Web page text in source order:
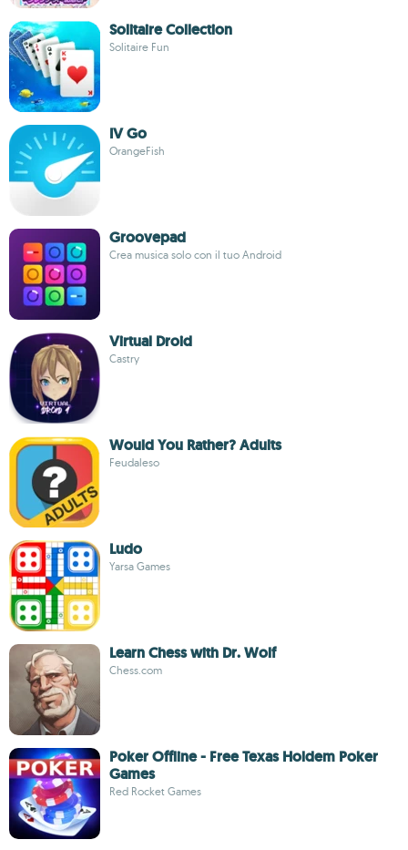
Solitaire Collection
Solitaire Fun
IV Go
OrangeFish
Groovepad
Crea musica solo con il tuo Android
Virtual Droid
Castry
Would You Rather? Adults
Feudaleso
Ludo
Yarsa Games
Learn Chess with Dr. Wolf
Chess.com
Poker Offline - Free Texas Holdem Poker
Games
Red Rocket Games